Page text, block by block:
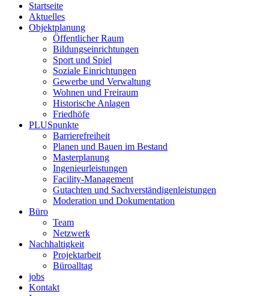
Startseite
Aktuelles
Objektplanung
Öffentlicher Raum
Bildungseinrichtungen
Sport und Spiel
Soziale Einrichtungen
Gewerbe und Verwaltung
Wohnen und Freiraum
Historische Anlagen
Friedhöfe
PLUSpunkte
Barrierefreiheit
Planen und Bauen im Bestand
Masterplanung
Ingenieurleistungen
Facility-Management
Gutachten und Sachverständigenleistungen
Moderation und Dokumentation
Büro
Team
Netzwerk
Nachhaltigkeit
Projektarbeit
Büroalltag
jobs
Kontakt